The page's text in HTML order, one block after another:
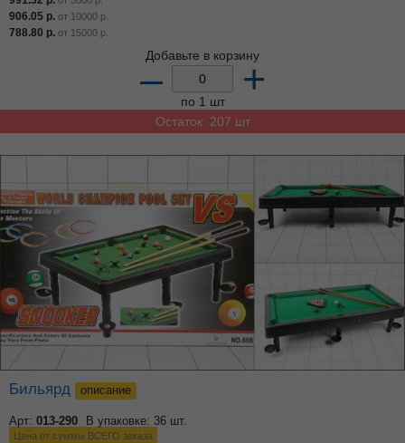
906.05 р. от 10000 р.
788.80 р. от 15000 р.
Добавьте в корзину
– +
по 1 шт
Остаток: 207 шт
Бильярд описание
Арт: 013-290 В упаковке: 36 шт.
Цена от суммы ВСЕГО заказа